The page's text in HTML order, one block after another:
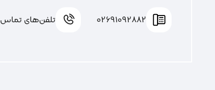
02691092882 تلفن‌های تماس